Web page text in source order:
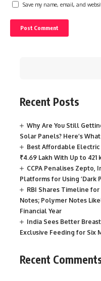
Save my name, email, and
Recent Posts
Why Are You Still
Solar Panels? Here’s
Best Affordable Electric
₹4.69 Lakh With Up to 421
CCPA Penalises Zepto,
Platforms for Using ‘Dark
RBI Shares Timeline for
Notes; Polymer Notes
Financial Year
India Sees Better
Exclusive Feeding for Six
Recent